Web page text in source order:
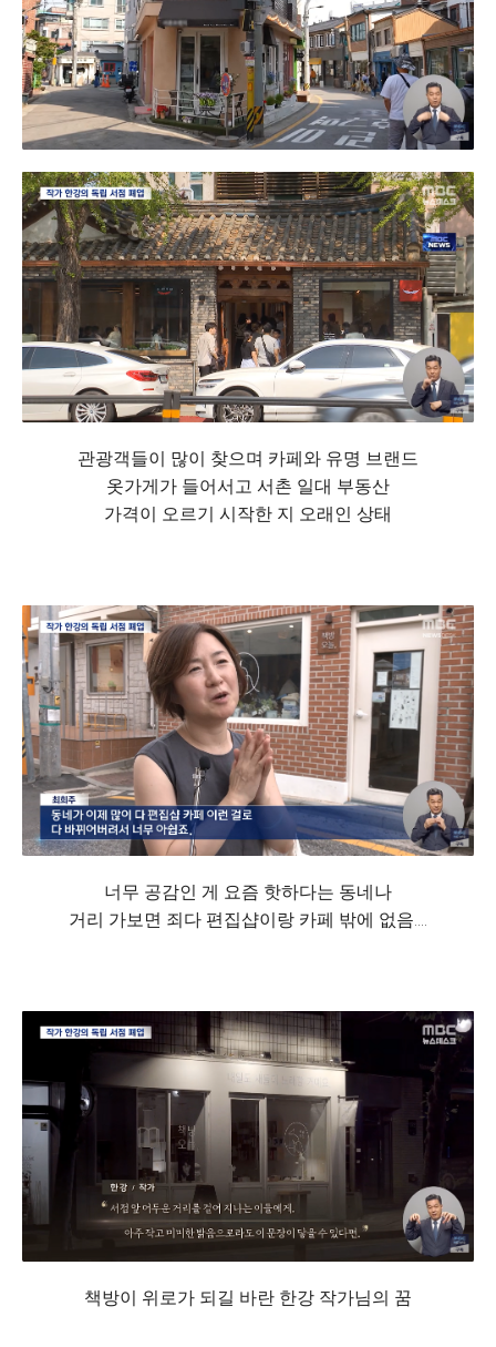
관광객들이 많이 찾으며 카페와 유명 브랜드
옷가게가 들어서고 서촌 일대 부동산
가격이 오르기 시작한 지 오래인 상태
너무 공감인 게 요즘 핫하다는 동네나
거리 가보면 죄다 편집샵이랑 카페 밖에 없음....
책방이 위로가 되길 바란 한강 작가님의 꿈